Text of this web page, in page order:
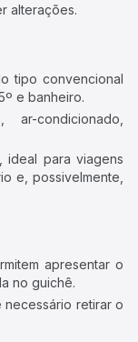
alterações.
tipo convencional
e banheiro.
condicionado,
ideal para viagens
e, possivelmente,
apresentar o
no guichê.
retirar o